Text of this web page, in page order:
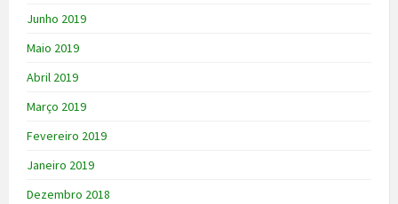
Junho 2019
Maio 2019
Abril 2019
Março 2019
Fevereiro 2019
Janeiro 2019
Dezembro 2018